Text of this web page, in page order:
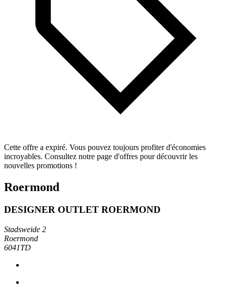
Cette offre a expiré. Vous pouvez toujours profiter d'économies
incroyables. Consultez notre page d'offres pour découvrir les
nouvelles promotions !
Roermond
DESIGNER OUTLET ROERMOND
Stadsweide 2
Roermond
6041TD